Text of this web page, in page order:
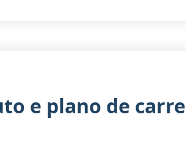
e plano de